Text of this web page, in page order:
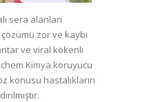
sera alanları
zor ve kaybı
ve viral kökenli
Kimya koruyucu
konusu hastalıkların